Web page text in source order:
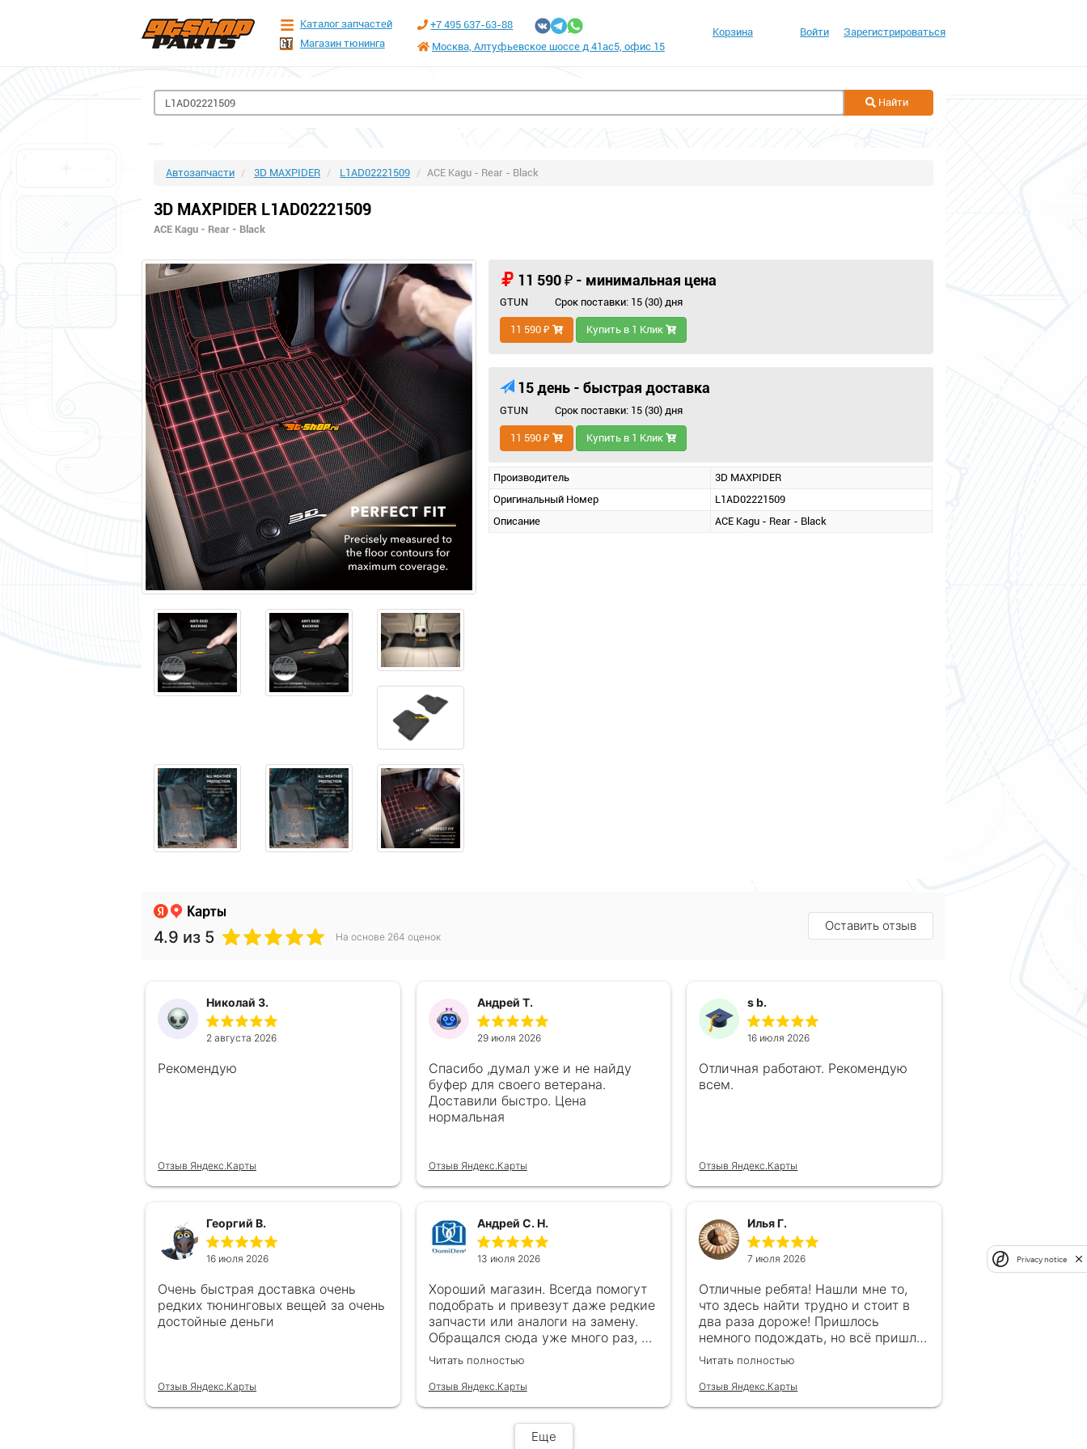
Каталог запчастей
Магазин тюнинга
+7 495 637-63-88
Москва, Алтуфьевское шоссе д 41ас5, офис 15
Корзина Войти Зарегистрироваться
Найти
Автозапчасти 3D MAXPIDER L1AD02221509 ACE Kagu - Rear - Black
3D MAXPIDER L1AD02221509
ACE Kagu - Rear - Black
11 590 ₽ - минимальная цена
GTUN Срок поставки: 15 (30) дня
11 590 ₽ Купить в 1 Клик
15 день - быстрая доставка
GTUN Срок поставки: 15 (30) дня
11 590 ₽ Купить в 1 Клик
Производитель
3D MAXPIDER
Оригинальный Номер
L1AD02221509
Описание
ACE Kagu - Rear - Black
4.9 из 5 На основе 264 оценок
Оставить отзыв
Николай З.
2 августа 2026
Рекомендую
Отзыв Яндекс.Карты
Андрей Т.
29 июля 2026
Спасибо ,думал уже и не найду
буфер для своего ветерана.
Доставили быстро. Цена
нормальная
Отзыв Яндекс.Карты
s b.
16 июля 2026
Отличная работают. Рекомендую
всем.
Отзыв Яндекс.Карты
Георгий В.
16 июля 2026
Очень быстрая доставка очень
редких тюнинговых вещей за очень
достойные деньги
Отзыв Яндекс.Карты
Андрей С. Н.
13 июля 2026
Хороший магазин. Всегда помогут
подобрать и привезут даже редкие
запчасти или аналоги на замену.
Обращался сюда уже много раз, ни
каках проблем ни когда не
возникало
Читать полностью
Отзыв Яндекс.Карты
Илья Г.
7 июля 2026
Отличные ребята! Нашли мне то,
что здесь найти трудно и стоит в
два раза дороже! Пришлось
немного подождать, но всё пришло
в срок, без обмана. Продавец
всегда на связи! Буду ещё
обращаться! 👍
Читать полностью
Отзыв Яндекс.Карты
Еще
Privacy notice